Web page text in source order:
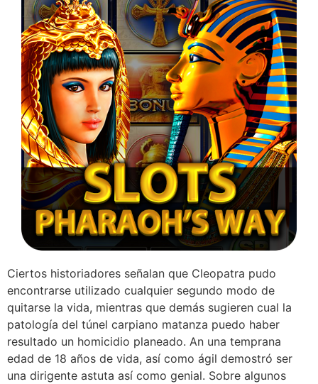
Ciertos historiadores señalan que Cleopatra pudo
encontrarse utilizado cualquier segundo modo de
quitarse la vida, mientras que demás sugieren cual la
patologí­a del túnel carpiano matanza puedo haber
resultado un homicidio planeado. An una temprana
edad de 18 años de vida, así­ como ágil demostró ser
una dirigente astuta así­ como genial. Sobre algunos